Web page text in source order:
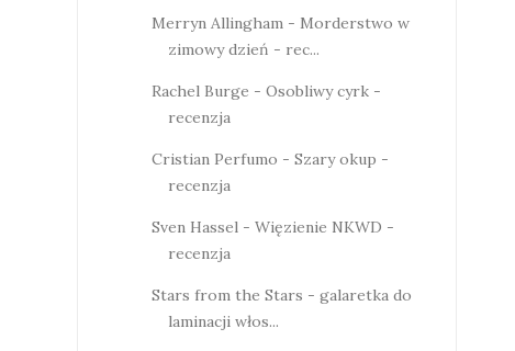
Merryn Allingham - Morderstwo w
zimowy dzień - rec...
Rachel Burge - Osobliwy cyrk -
recenzja
Cristian Perfumo - Szary okup -
recenzja
Sven Hassel - Więzienie NKWD -
recenzja
Stars from the Stars - galaretka do
laminacji włos...